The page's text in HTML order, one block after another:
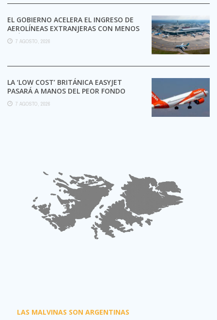
EL GOBIERNO ACELERA EL INGRESO DE
AEROLÍNEAS EXTRANJERAS CON MENOS
TRÁMITES
7 AGOSTO, 2026
LA ‘LOW COST’ BRITÁNICA EASYJET
PASARÁ A MANOS DEL PEOR FONDO
POSIBLE:
7 AGOSTO, 2026
LAS MALVINAS SON ARGENTINAS